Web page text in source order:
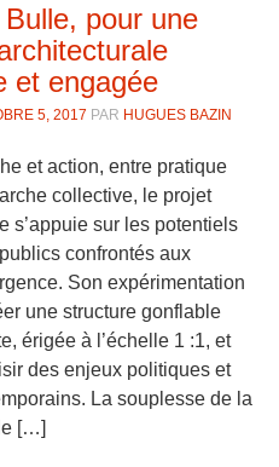
pour une
et engagée
5, 2017 PAR HUGUES BAZIN
et action, entre pratique
collective, le projet
s’appuie sur les potentiels
confrontés aux
Son expérimentation
une structure gonflable
érigée à l’échelle 1 :1, et
des enjeux politiques et
La souplesse de la
[…]